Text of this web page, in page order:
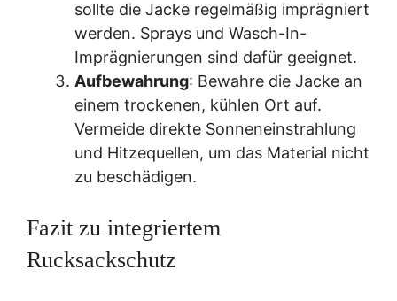
sollte die Jacke regelmäßig imprägniert
werden. Sprays und Wasch-In-
Imprägnierungen sind dafür geeignet.
Aufbewahrung: Bewahre die Jacke an
einem trockenen, kühlen Ort auf.
Vermeide direkte Sonneneinstrahlung
und Hitzequellen, um das Material nicht
zu beschädigen.
Fazit zu integriertem
Rucksackschutz